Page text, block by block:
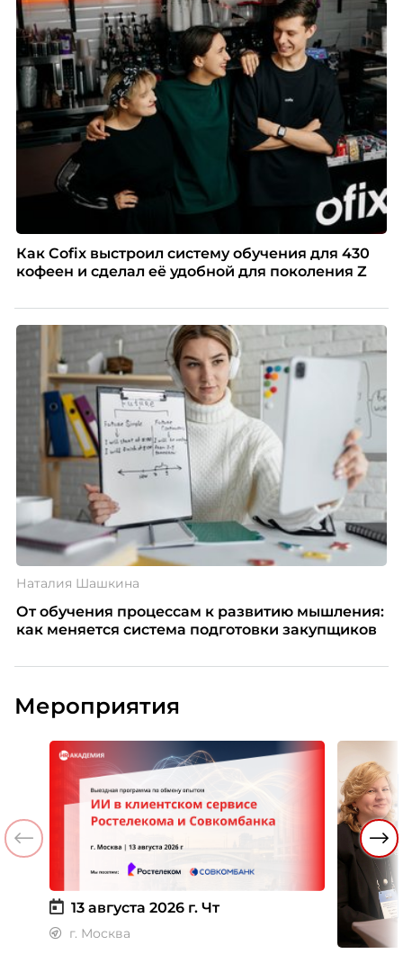
Как Cofix выстроил систему обучения для 430
кофеен и сделал её удобной для поколения Z
Наталия Шашкина
От обучения процессам к развитию мышления:
как меняется система подготовки закупщиков
Мероприятия
13 августа 2026 г. Чт
г. Москва